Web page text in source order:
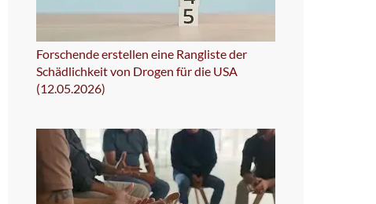
Forschende erstellen eine Rangliste der
Schädlichkeit von Drogen für die USA
(12.05.2026)